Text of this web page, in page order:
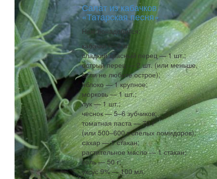
Салат из кабачков
«Татарская песня»
Нам понадобится:
кабачки — 2 кг;
сладкий красный перец — 1 шт.;
острый перец — 2 шт. (или меньше,
если не любите острое);
яблоко — 1 крупное;
морковь — 1 шт.;
лук — 1 шт.;
чеснок — 5–6 зубчиков;
томатная паста — 70 г
(или 500–600 г спелых помидоров);
сахар — 1 стакан;
растительное масло — 1 стакан;
соль — 50 г;
уксус 9% — 100 мл.